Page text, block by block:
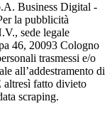
Business Digital -
la pubblicità
sede legale
46, 20093 Cologno
trasmessi e/o
all’addestramento di
altresì fatto divieto
scraping.